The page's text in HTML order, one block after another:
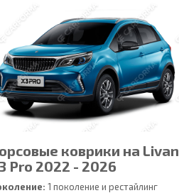
коврики на Livan
Pro 2022 - 2026
1 поколение и рестайлинг